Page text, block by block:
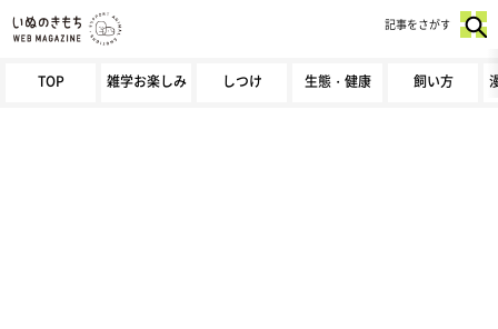
TOP 雑学お楽しみ しつけ 生態・健康 飼い方
記事をさがす